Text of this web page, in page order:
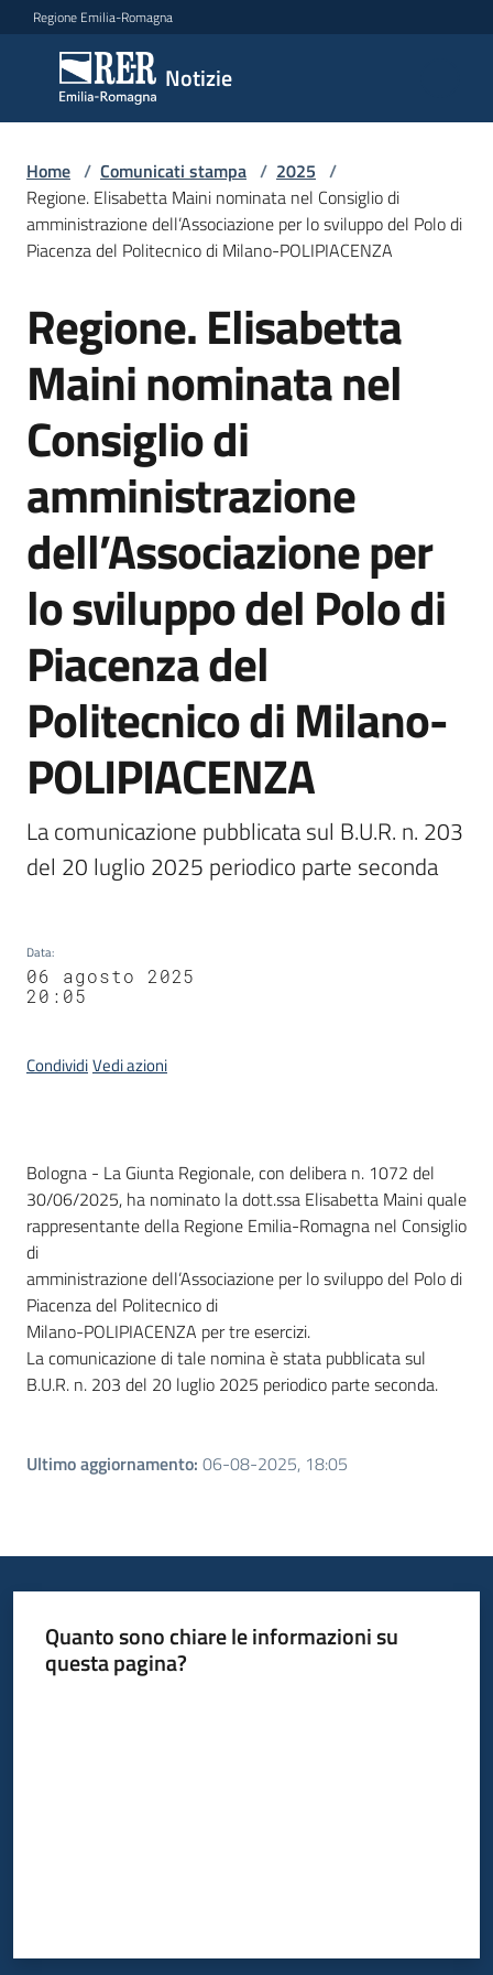
Vai al contenuto
Vai alla navigazione
Vai al footer
Regione Emilia-Romagna
Notizie
Notizie
Comunicati
stampa
Menu selezionato
Cerca
comunicato
Risorse
Agenzia
informazione
e
comunicazione
Seguici
su
Home / Comunicati stampa / 2025 /
Regione. Elisabetta Maini nominata nel Consiglio di
amministrazione dell’Associazione per lo sviluppo del Polo di
Piacenza del Politecnico di Milano-POLIPIACENZA
Salta al contenuto
Regione. Elisabetta
Maini nominata nel
Consiglio di
amministrazione
dell’Associazione per
lo sviluppo del Polo di
Piacenza del
Politecnico di Milano-
POLIPIACENZA
La comunicazione pubblicata sul B.U.R. n. 203
del 20 luglio 2025 periodico parte seconda
Data:
06 agosto 2025
20:05
CondividiVedi azioni
Contenuto
Bologna - La Giunta Regionale, con delibera n. 1072 del
30/06/2025, ha nominato la dott.ssa Elisabetta Maini quale
rappresentante della Regione Emilia-Romagna nel Consiglio
di
amministrazione dell’Associazione per lo sviluppo del Polo di
Piacenza del Politecnico di
Milano-POLIPIACENZA per tre esercizi.
La comunicazione di tale nomina è stata pubblicata sul
B.U.R. n. 203 del 20 luglio 2025 periodico parte seconda.
Ultimo aggiornamento: 06-08-2025, 18:05
Quanto sono chiare le informazioni su
questa pagina?